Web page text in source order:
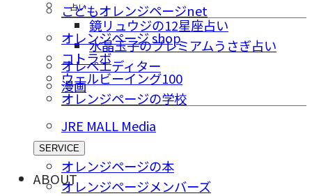
占い
鏡リュウジの12星座占い
水晶玉子のプレミアムうさぎ占い
オレペエディター
漫画
こどもオレンジページnet
オレンジページ shop
コトラボ
ウェルビーイング100
オレンジページの学校
JRE MALL Media
SERVICE
オレンジページの本
オレンジページメンバーズ
ABOUT